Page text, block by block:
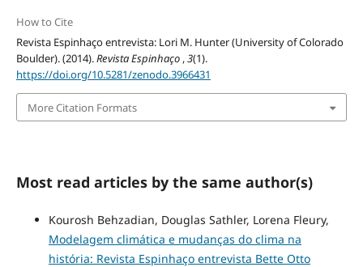
How to Cite
Revista Espinhaço entrevista: Lori M. Hunter (University of Colorado
Boulder). (2014).Revista Espinhaço ,3(1).
https://doi.org/10.5281/zenodo.3966431
More Citation Formats
Most read articles by the same author(s)
Kourosh Behzadian, Douglas Sathler, Lorena Fleury,
Modelagem climática e mudanças do clima na
história: Revista Espinhaço entrevista Bette Otto